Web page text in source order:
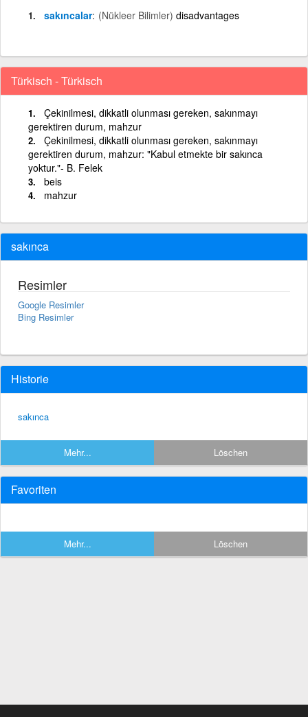
sakıncalar (Nükleer Bilimler) disadvantages
Türkisch - Türkisch
Çekinilmesi, dikkatli olunması gereken, sakınmayı
gerektiren durum, mahzur
Çekinilmesi, dikkatli olunması gereken, sakınmayı
gerektiren durum, mahzur: "Kabul etmekte bir sakınca
yoktur."- B. Felek
beis
mahzur
sakınca
Resimler
Google Resimler
Bing Resimler
Historie
sakınca
Mehr... Löschen
Favoriten
Mehr... Löschen